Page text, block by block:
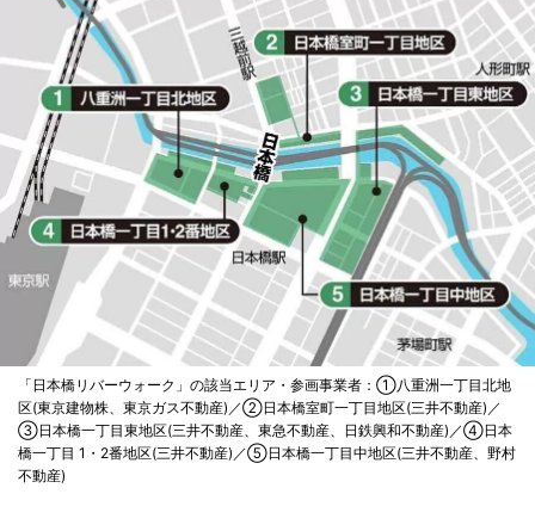
「日本橋リバーウォーク」の該当エリア・参画事業者：①八重洲一丁目北地
区(東京建物株、東京ガス不動産)／②日本橋室町一丁目地区(三井不動産)／
③日本橋一丁目東地区(三井不動産、東急不動産、日鉄興和不動産)／④日本
橋一丁目 1・2番地区(三井不動産)／⑤日本橋一丁目中地区(三井不動産、野村
不動産)